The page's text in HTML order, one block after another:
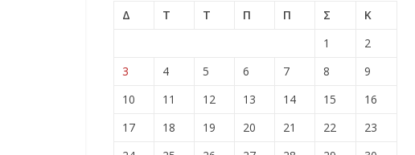
Δ
Τ Τ Π Π Σ
Κ
1
2
3
4 5 6 7 8
9
10
11 12 13 14 15
16
17
18 19 20 21 22
23